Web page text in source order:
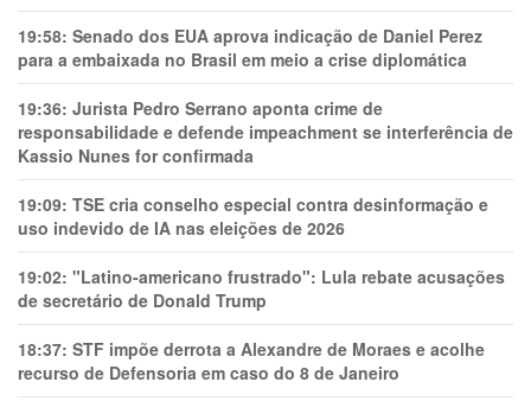
19:58: Senado dos EUA aprova indicação de Daniel Perez
para a embaixada no Brasil em meio a crise diplomática
19:36: Jurista Pedro Serrano aponta crime de
responsabilidade e defende impeachment se interferência de
Kassio Nunes for confirmada
19:09: TSE cria conselho especial contra desinformação e
uso indevido de IA nas eleições de 2026
19:02: "Latino-americano frustrado": Lula rebate acusações
de secretário de Donald Trump
18:37: STF impõe derrota a Alexandre de Moraes e acolhe
recurso de Defensoria em caso do 8 de Janeiro